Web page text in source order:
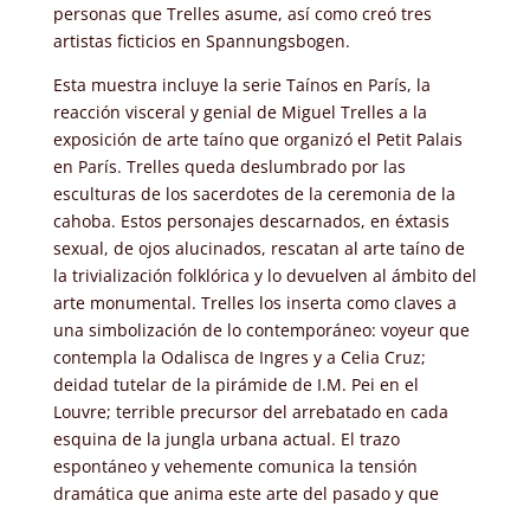
personas que Trelles asume, así como creó tres
artistas ficticios en Spannungsbogen.
Esta muestra incluye la serie Taínos en París, la
reacción visceral y genial de Miguel Trelles a la
exposición de arte taíno que organizó el Petit Palais
en París. Trelles queda deslumbrado por las
esculturas de los sacerdotes de la ceremonia de la
cahoba. Estos personajes descarnados, en éxtasis
sexual, de ojos alucinados, rescatan al arte taíno de
la trivialización folklórica y lo devuelven al ámbito del
arte monumental. Trelles los inserta como claves a
una simbolización de lo contemporáneo: voyeur que
contempla la Odalisca de Ingres y a Celia Cruz;
deidad tutelar de la pirámide de I.M. Pei en el
Louvre; terrible precursor del arrebatado en cada
esquina de la jungla urbana actual. El trazo
espontáneo y vehemente comunica la tensión
dramática que anima este arte del pasado y que